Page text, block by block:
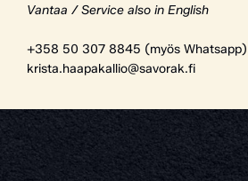
Vantaa / Service also in English
+358 50 307 8845 (myös Whatsapp)
krista.haapakallio@savorak.fi